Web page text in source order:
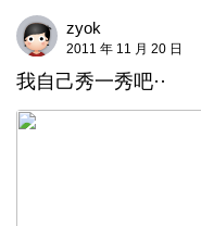
zyok
2011 年 11 月 20 日
我自己秀一秀吧··